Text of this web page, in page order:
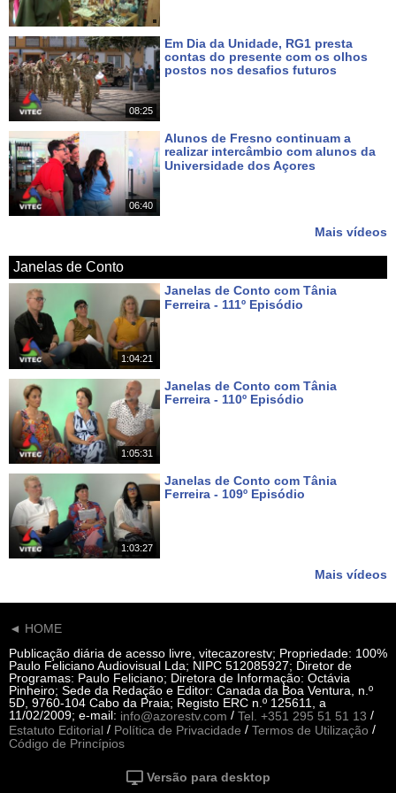
08:25
Em Dia da Unidade, RG1 presta
contas do presente com os olhos
postos nos desafios futuros
06:40
Alunos de Fresno continuam a
realizar intercâmbio com alunos da
Universidade dos Açores
Mais vídeos
Janelas de Conto
1:04:21
Janelas de Conto com Tânia
Ferreira - 111º Episódio
1:05:31
Janelas de Conto com Tânia
Ferreira - 110º Episódio
1:03:27
Janelas de Conto com Tânia
Ferreira - 109º Episódio
Mais vídeos
◄ HOME
Publicação diária de acesso livre, vitecazorestv; Propriedade: 100%
Paulo Feliciano Audiovisual Lda; NIPC 512085927; Diretor de
Programas: Paulo Feliciano; Diretora de Informação: Octávia
Pinheiro; Sede da Redação e Editor: Canada da Boa Ventura, n.º
5D, 9760-104 Cabo da Praia; Registo ERC n.º 125611, a
11/02/2009; e-mail: info@azorestv.com / Tel. +351 295 51 51 13 /
Estatuto Editorial / Política de Privacidade / Termos de Utilização /
Código de Princípios
Versão para desktop